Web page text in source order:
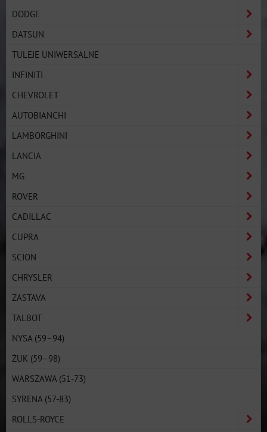
DODGE
DATSUN
TULEJE UNIWERSALNE
INFINITI
CHEVROLET
AUTOBIANCHI
LAMBORGHINI
LANCIA
MG
ROVER
CADILLAC
CUPRA
SCION
CHRYSLER
ZASTAVA
TALBOT
NYSA (59–94)
ŻUK (59–98)
WARSZAWA (51-73)
SYRENA (57-83)
ROLLS-ROYCE